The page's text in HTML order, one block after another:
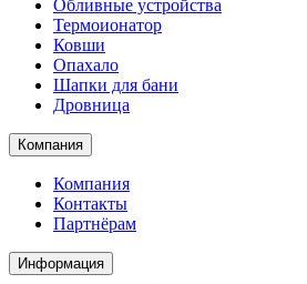
Обливные устройства
Термоионатор
Ковши
Опахало
Шапки для бани
Дровница
Компания
Компания
Контакты
Партнёрам
Информация